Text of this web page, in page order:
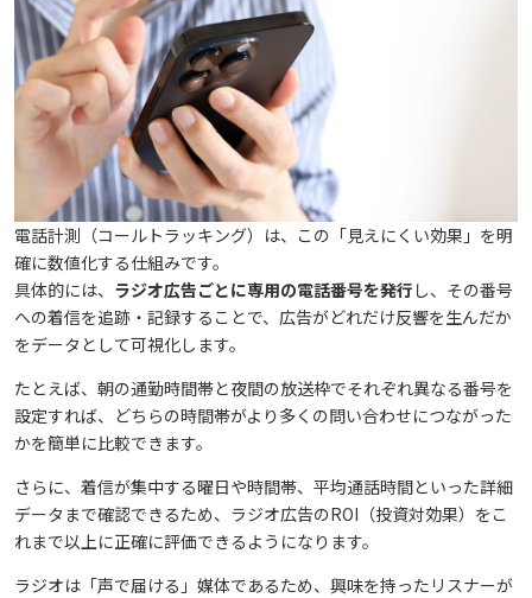
電話計測（コールトラッキング）は、この「見えにくい効果」を明
確に数値化する仕組みです。
具体的には、 ラジオ広告ごとに専用の電話番号を発行 し、その番号
への着信を追跡・記録することで、広告がどれだけ反響を生んだか
をデータとして可視化します。
たとえば、朝の通勤時間帯と夜間の放送枠でそれぞれ異なる番号を
設定すれば、どちらの時間帯がより多くの問い合わせにつながった
かを簡単に比較できます。
さらに、着信が集中する曜日や時間帯、平均通話時間といった詳細
データまで確認できるため、ラジオ広告のROI（投資対効果）をこ
れまで以上に正確に評価できるようになります。
ラジオは「声で届ける」媒体であるため、興味を持ったリスナーが